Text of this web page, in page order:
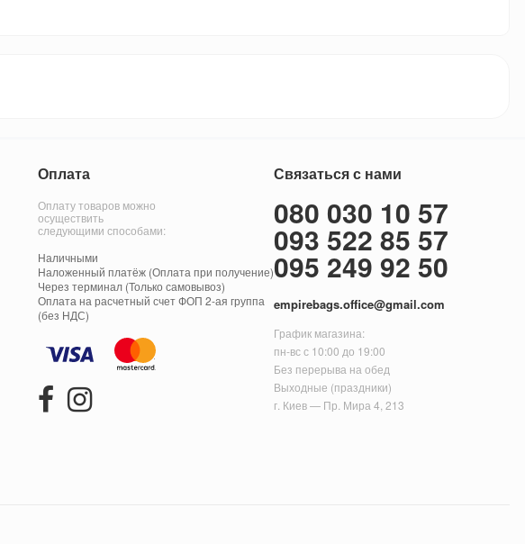
Оплата
Оплату товаров можно
осуществить
следующими способами:
Наличными
Наложенный платёж (Оплата при получение)
Через терминал (Только самовывоз)
Оплата на расчетный счет ФОП 2-ая группа
(без НДС)
Связаться с нами
080 030 10 57
093 522 85 57
095 249 92 50
empirebags.office@gmail.com
График магазина:
пн-вс с 10:00 до 19:00
Без перерыва на обед
Выходные (праздники)
г. Киев — Пр. Мира 4, 213